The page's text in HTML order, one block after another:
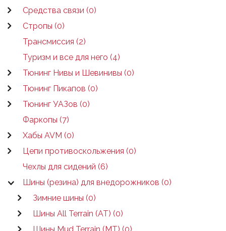
Средства связи (0)
Стропы (0)
Трансмиссия (2)
Туризм и все для него (4)
Тюнинг Нивы и Шевинивы (0)
Тюнинг Пикапов (0)
Тюнинг УАЗов (0)
Фаркопы (7)
Хабы AVM (0)
Цепи противоскольжения (0)
Чехлы для сидений (6)
Шины (резина) для внедорожников (0)
Зимние шины (0)
Шины All Terrain (AT) (0)